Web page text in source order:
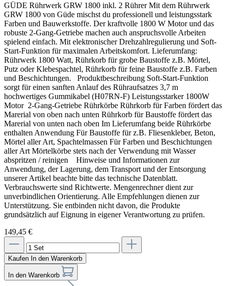
Hoch wärmedämmend
Format 100x50cm
Formbeständig
Wasserabweisend
Hinweise und Informationen zur Anwendung, der Lagerung, dem
Transport und der Entsorgung unserer Artikel beachte bitte das technische
Datenblatt. Verbrauchswerte sind Richtwerte. Mengenrechner dient zur
unverbindlichen Orientierung. Alle Empfehlungen dienen zur Unterstützung. Sie
entbinden nicht davon, die Produkte grundsätzlich auf Eignung in eigener
Verantwortung zu prüfen.
Verlängerung der Lebensdauer der Bausubstanz und Senkung der
Instandhaltungskosten
Eigenschaften
Hoch wärmedämmend
Format 100x50cm
GÜDE Rührwerk GRW 1800 inkl. 2 Rührer Mit dem Rührwerk
GRW 1800 von Güde mischst du professionell und leistungsstark
Farben und Bauwerkstoffe. Der kraftvolle 1800 W Motor und das
robuste 2-Gang-Getriebe machen auch anspruchsvolle Arbeiten
spielend einfach. Mit elektronischer Drehzahlregulierung und Soft-
Start-Funktion für maximalen Arbeitskomfort. Lieferumfang:
Rührwerk 1800 Watt, Rührkorb für grobe Baustoffe z.B. Mörtel,
Putz oder Klebespachtel, Rührkorb für feine Baustoffe z.B. Farben
und Beschichtungen. Produktbeschreibung Soft-Start-Funktion
sorgt für einen sanften Anlauf des Rühraufsatzes 3,7 m
hochwertiges Gummikabel (H07RN-F) Leistungsstarker 1800W
Motor 2-Gang-Getriebe Rührkörbe Rührkorb für Farben fördert das
Marerial von oben nach unten Rührkorb für Baustoffe fördert das
Marerial von unten nach oben Im Lieferumfang beide Rührkörbe
enthalten Anwendung Für Baustoffe für z.B. Fliesenkleber, Beton,
Mörtel aller Art, Spachtelmassen Für Farben und Beschichtungen
aller Art Mörtelkörbe stets nach der Verwendung mit Wasser
abspritzen / reinigen Hinweise und Informationen zur
Anwendung, der Lagerung, dem Transport und der Entsorgung
unserer Artikel beachte bitte das technische Datenblatt.
Verbrauchswerte sind Richtwerte. Mengenrechner dient zur
unverbindlichen Orientierung. Alle Empfehlungen dienen zur
Unterstützung. Sie entbinden nicht davon, die Produkte
grundsätzlich auf Eignung in eigener Verantwortung zu prüfen.
149,45 €
Kaufen In den Warenkorb
In den Warenkorb